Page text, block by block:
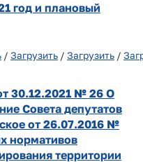
год и плановый
/ Загрузить / Загрузить /
30.12.2021 № 26 О
Совета депутатов
от 26.07.2016 №
нормативов
территории